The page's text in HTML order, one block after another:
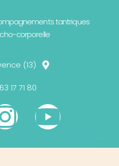
tantriques
corporelle
(13)
17 71 80